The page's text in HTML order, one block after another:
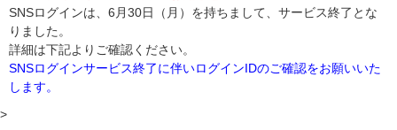
SNSログインは、6月30日（月）を持ちまして、サービス終了とな
りました。
詳細は下記よりご確認ください。
SNSログインサービス終了に伴いログインIDのご確認をお願いいた
します。
>